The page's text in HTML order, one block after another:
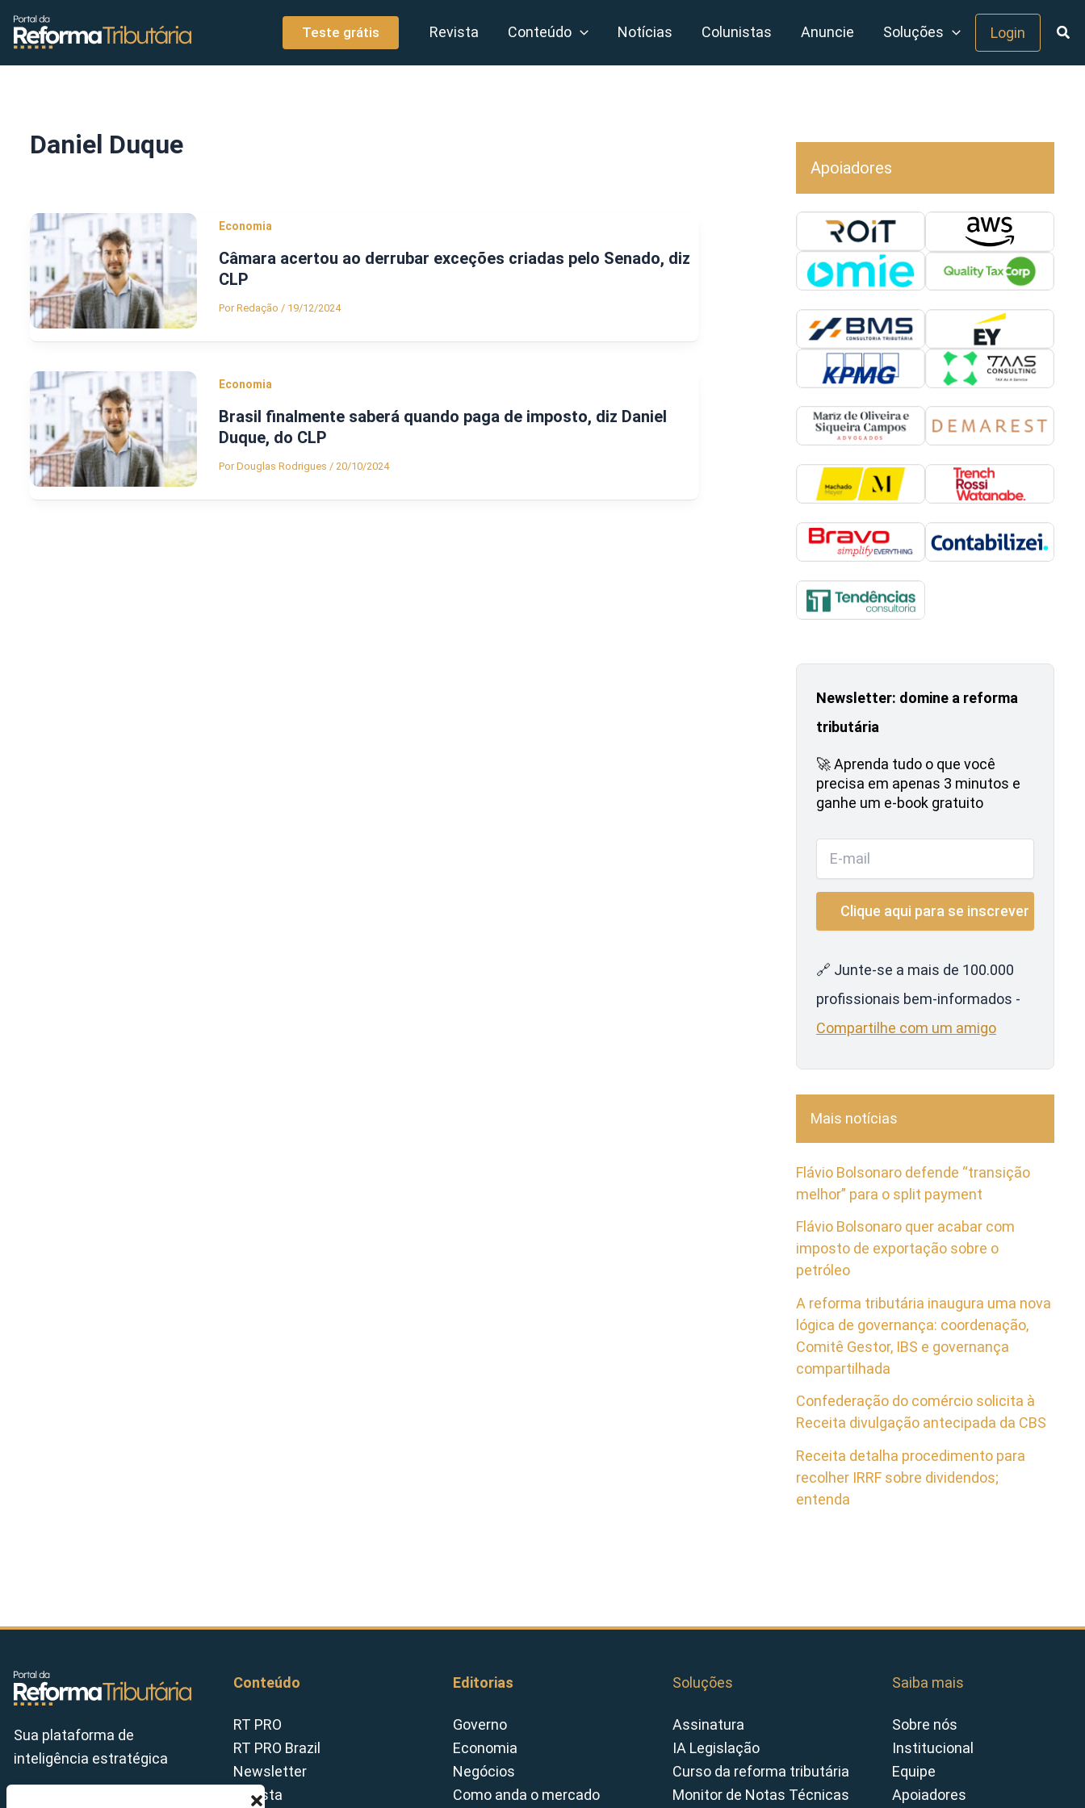
conteúdo
Teste grátis Revista Conteúdo Notícias Colunistas Anuncie Soluções Login
Daniel Duque
Economia
Câmara acertou ao derrubar exceções criadas pelo Senado, diz
CLP
PorRedação / 19/12/2024
Economia
Brasil finalmente saberá quando paga de imposto, diz Daniel
Duque, do CLP
PorDouglas Rodrigues / 20/10/2024
Apoiadores
Newsletter: domine a reforma
tributária
🚀 Aprenda tudo o que você
precisa em apenas 3 minutos e
ganhe um e-book gratuito
🔗 Junte-se a mais de 100.000
profissionais bem-informados -
Compartilhe com um amigo
Mais notícias
Flávio Bolsonaro defende “transição
melhor” para o split payment
Flávio Bolsonaro quer acabar com
imposto de exportação sobre o
petróleo
A reforma tributária inaugura uma nova
lógica de governança: coordenação,
Comitê Gestor, IBS e governança
compartilhada
Confederação do comércio solicita à
Receita divulgação antecipada da CBS
Receita detalha procedimento para
recolher IRRF sobre dividendos;
entenda
Sua plataforma de
inteligência estratégica
Conteúdo
RT PRO
RT PRO Brazil
Newsletter
Revista
Editorias
Governo
Economia
Negócios
Como anda o mercado
Soluções
Assinatura
IA Legislação
Curso da reforma tributária
Monitor de Notas Técnicas
Saiba mais
Sobre nós
Institucional
Equipe
Apoiadores